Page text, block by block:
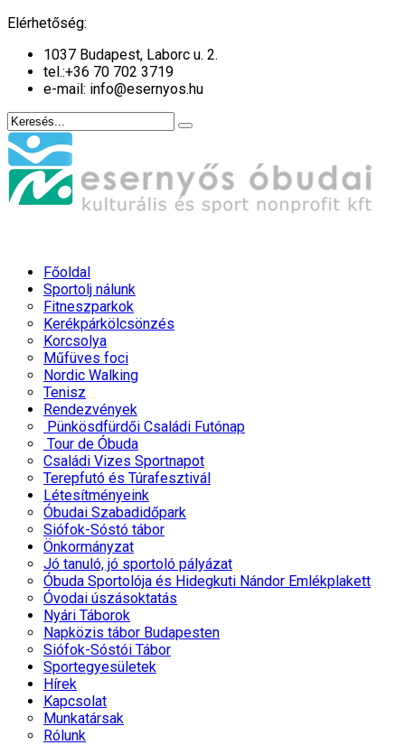
Elérhetőség:
1037 Budapest, Laborc u. 2.
tel.:+36 70 702 3719
e-mail: info@esernyos.hu
Főoldal
Sportolj nálunk
Fitneszparkok
Kerékpárkölcsönzés
Korcsolya
Műfüves foci
Nordic Walking
Tenisz
Rendezvények
Pünkösdfürdői Családi Futónap
Tour de Óbuda
Családi Vizes Sportnapot
Terepfutó és Túrafesztivál
Létesítményeink
Óbudai Szabadidőpark
Siófok-Sóstó tábor
Önkormányzat
Jó tanuló, jó sportoló pályázat
Óbuda Sportolója és Hidegkuti Nándor Emlékplakett
Óvodai úszásoktatás
Nyári Táborok
Napközis tábor Budapesten
Siófok-Sóstói Tábor
Sportegyesületek
Hírek
Kapcsolat
Munkatársak
Rólunk